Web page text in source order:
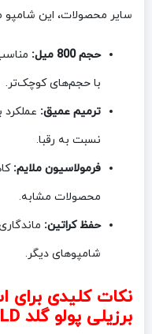
سایر محصولات، این شامپو
حجم 800 میل:
با حجم‌های کوچک‌تر.
ترمیم عمیق:
نسبت به رقبا.
فرمولاسیون ملایم:
محصولات مشابه.
حفظ کراتین:
شامپوهای دیگر.
نکات کلیدی برای
برزیلی پولو گلد POLO GOLD